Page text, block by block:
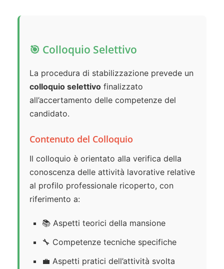
🎯 Colloquio Selettivo
La procedura di stabilizzazione prevede un
colloquio selettivo finalizzato
all’accertamento delle competenze del
candidato.
Contenuto del Colloquio
Il colloquio è orientato alla verifica della
conoscenza delle attività lavorative relative
al profilo professionale ricoperto, con
riferimento a:
📚 Aspetti teorici della mansione
🔧 Competenze tecniche specifiche
💼 Aspetti pratici dell’attività svolta